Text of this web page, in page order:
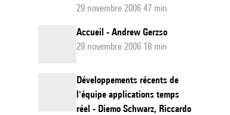
29 novembre 2006 47 min
Accueil - Andrew Gerzso
29 novembre 2006 18 min
Développements récents de
l'équipe applications temps
réel - Diemo Schwarz, Riccardo